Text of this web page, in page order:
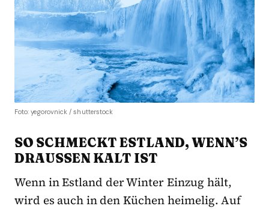
Foto: yegorovnick / shutterstock
SO SCHMECKT ESTLAND, WENN’S
DRAUSSEN KALT IST
Wenn in Estland der Winter Einzug hält,
wird es auch in den Küchen heimelig. Auf